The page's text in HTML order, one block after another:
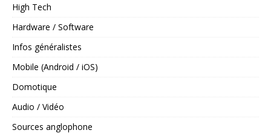
High Tech
Hardware / Software
Infos généralistes
Mobile (Android / iOS)
Domotique
Audio / Vidéo
Sources anglophone